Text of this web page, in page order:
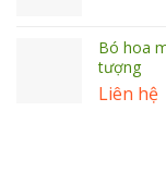
Bó hoa
tượng
Liên hệ